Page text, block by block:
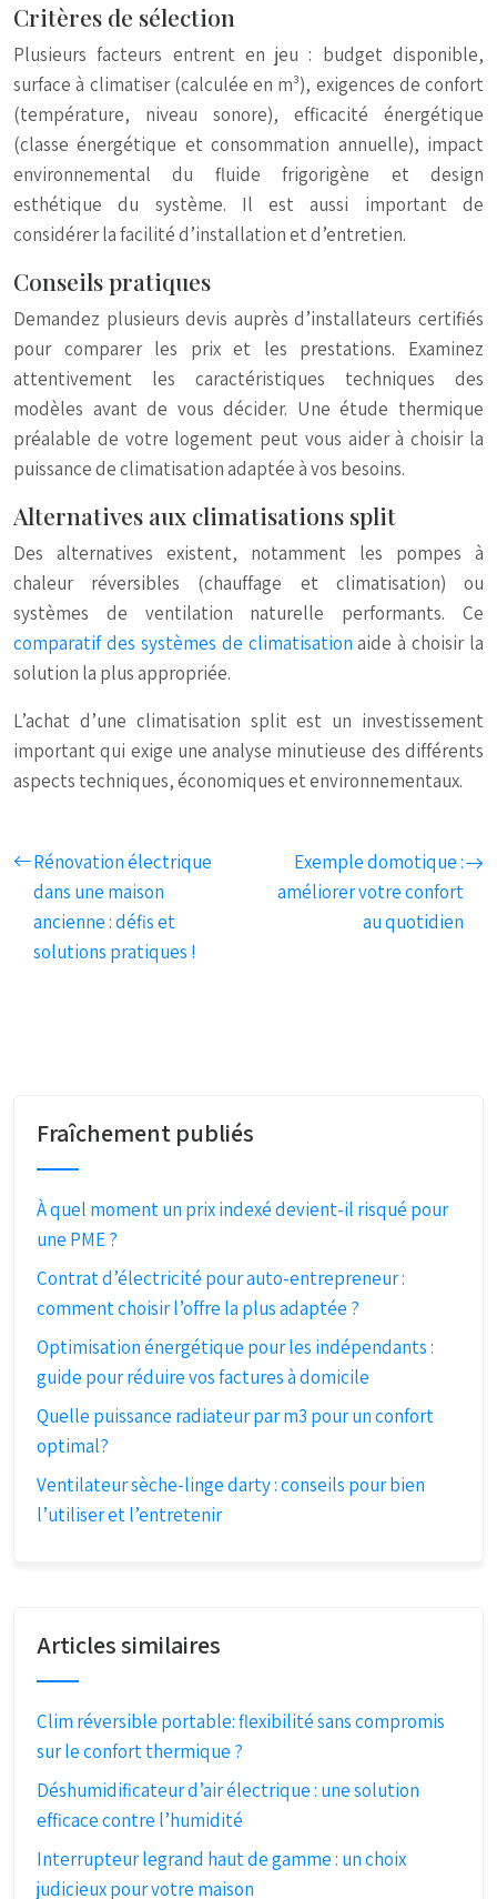
Critères de sélection
Plusieurs facteurs entrent en jeu : budget disponible,
surface à climatiser (calculée en m³), exigences de confort
(température, niveau sonore), efficacité énergétique
(classe énergétique et consommation annuelle), impact
environnemental du fluide frigorigène et design
esthétique du système. Il est aussi important de
considérer la facilité d’installation et d’entretien.
Conseils pratiques
Demandez plusieurs devis auprès d’installateurs certifiés
pour comparer les prix et les prestations. Examinez
attentivement les caractéristiques techniques des
modèles avant de vous décider. Une étude thermique
préalable de votre logement peut vous aider à choisir la
puissance de climatisation adaptée à vos besoins.
Alternatives aux climatisations split
Des alternatives existent, notamment les pompes à
chaleur réversibles (chauffage et climatisation) ou
systèmes de ventilation naturelle performants. Ce
comparatif des systèmes de climatisation aide à choisir la
solution la plus appropriée.
L’achat d’une climatisation split est un investissement
important qui exige une analyse minutieuse des différents
aspects techniques, économiques et environnementaux.
Rénovation électrique
dans une maison
ancienne : défis et
solutions pratiques !
Exemple domotique :
améliorer votre confort
au quotidien
Fraîchement publiés
À quel moment un prix indexé devient-il risqué pour
une PME ?
Contrat d’électricité pour auto-entrepreneur :
comment choisir l’offre la plus adaptée ?
Optimisation énergétique pour les indépendants :
guide pour réduire vos factures à domicile
Quelle puissance radiateur par m3 pour un confort
optimal?
Ventilateur sèche-linge darty : conseils pour bien
l’utiliser et l’entretenir
Articles similaires
Clim réversible portable: flexibilité sans compromis
sur le confort thermique ?
Déshumidificateur d’air électrique : une solution
efficace contre l’humidité
Interrupteur legrand haut de gamme : un choix
judicieux pour votre maison